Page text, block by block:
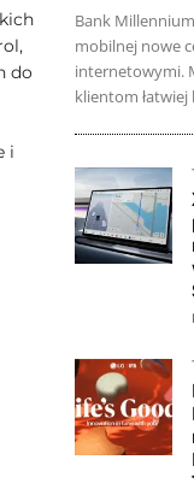
do
i
Bank
mobilnej nowe
internetowymi.
klientom